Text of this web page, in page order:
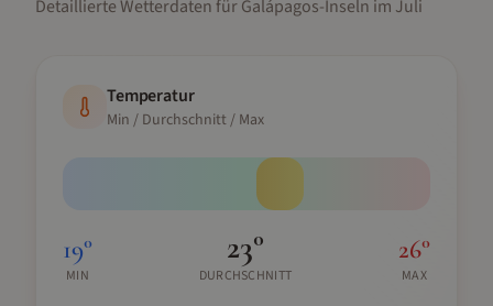
Detaillierte Wetterdaten fürGalápagos-Inseln im Juli
Temperatur
Min / Durchschnitt / Max
19°
MIN
23°
DURCHSCHNITT
26°
MAX